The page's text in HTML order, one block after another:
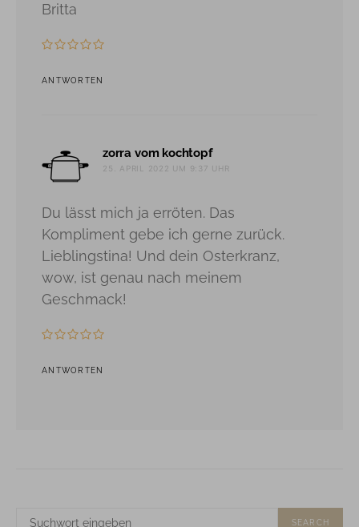
Britta
ANTWORTEN
zorra vom kochtopfsagt:
25. APRIL 2022 UM 9:37 UHR
Du lässt mich ja erröten. Das
Kompliment gebe ich gerne zurück.
Lieblingstina! Und dein Osterkranz,
wow, ist genau nach meinem
Geschmack!
ANTWORTEN
SUCHE
SEARCH